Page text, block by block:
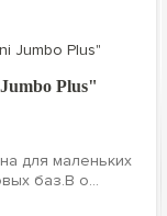
Plus"
для маленьких
баз.В о...